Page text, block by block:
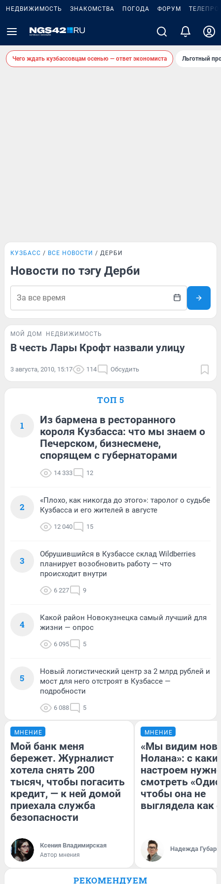
НЕДВИЖИМОСТЬ ЗНАКОМСТВА ПОГОДА ФОРУМ
Чего ждать кузбассовцам осенью — ответ экономиста Льготный
КУЗБАСС ВСЕ НОВОСТИ ДЕРБИ
Новости по тэгу Дерби
МОЙ ДОМ НЕДВИЖИМОСТЬ
В честь Лары Крофт назвали улицу
3 августа, 2010, 15:17 114 Обсудить
ТОП 5
1
Из бармена в ресторанного
короля Кузбасса: что мы знаем о
Печерском, бизнесмене,
спорящем с губернаторами
14 333 12
2
«Плохо, как никогда до этого»: таролог о судьбе
Кузбасса и его жителей в августе
12 040 15
3
Обрушившийся в Кузбассе склад Wildberries
планирует возобновить работу — что
происходит внутри
6 227 9
4
Какой район Новокузнецка самый лучший для
жизни — опрос
6 095 5
5
Новый логистический центр за 2 млрд рублей и
мост для него отстроят в Кузбассе —
подробности
6 088 5
МНЕНИЕ
Мой банк меня
бережет. Журналист
хотела снять 200
тысяч, чтобы погасить
кредит, — к ней домой
приехала служба
безопасности
Ксения Владимирская
Автор мнения
МНЕНИЕ
«Мы видим
Нолана»: с
настроем
смотреть
чтобы она не
выглядела как
Надежда Губарь
РЕКОМЕНДУЕМ